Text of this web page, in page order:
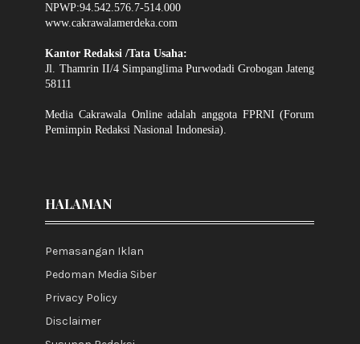
NPWP:94.542.576.7-514.000
www.cakrawalamerdeka.com
Kantor Redaksi /Tata Usaha:
Jl. Thamrin II/4 Simpanglima Purwodadi Grobogan Jateng
58111
Media Cakrawala Online adalah anggota FPRNI (Forum
Pemimpin Redaksi Nasional Indonesia).
HALAMAN
Pemasangan Iklan
Pedoman Media Siber
Privacy Policy
Disclaimer